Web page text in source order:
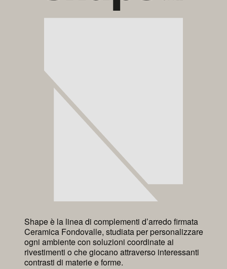
Shape è la linea di complementi d’arredo firmata
Ceramica Fondovalle, studiata per personalizzare
ogni ambiente con soluzioni coordinate ai
rivestimenti o che giocano attraverso interessanti
contrasti di materie e forme.